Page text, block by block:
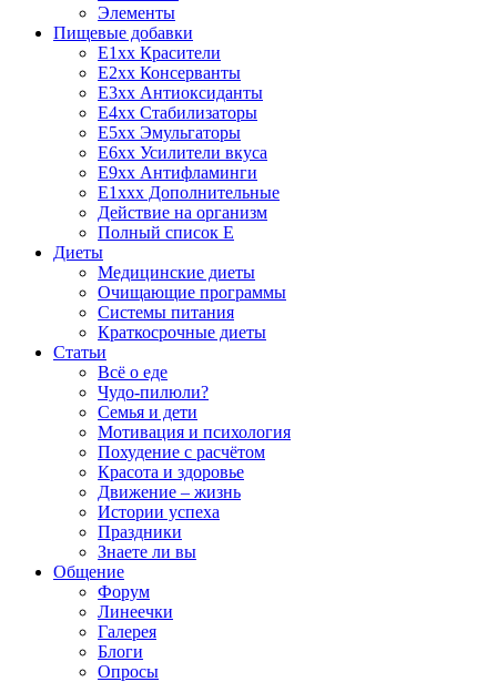
Элементы
Пищевые добавки
E1xx Красители
E2xx Консерванты
E3xx Антиоксиданты
E4xx Стабилизаторы
E5xx Эмульгаторы
E6xx Усилители вкуса
E9xx Антифламинги
E1xxx Дополнительные
Действие на организм
Полный список E
Диеты
Медицинские диеты
Очищающие программы
Системы питания
Краткосрочные диеты
Статьи
Всё о еде
Чудо-пилюли?
Семья и дети
Мотивация и психология
Похудение с расчётом
Красота и здоровье
Движение – жизнь
Истории успеха
Праздники
Знаете ли вы
Общение
Форум
Линеечки
Галерея
Блоги
Опросы